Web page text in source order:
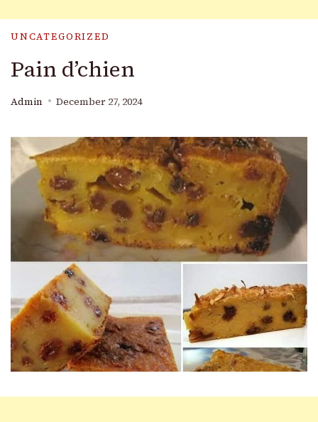
UNCATEGORIZED
Pain d’chien
Admin December 27, 2024